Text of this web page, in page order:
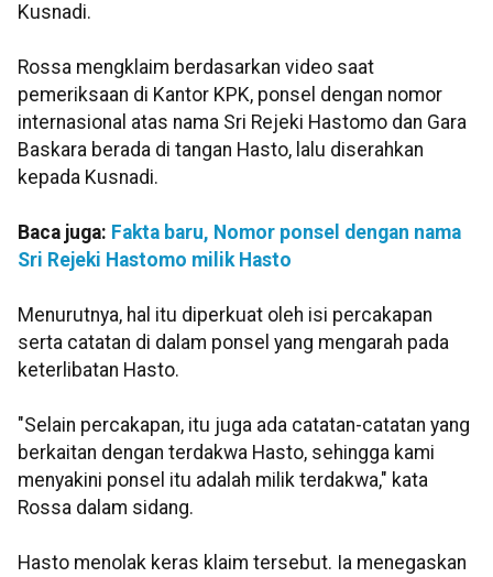
Kusnadi.
Rossa mengklaim berdasarkan video saat
pemeriksaan di Kantor KPK, ponsel dengan nomor
internasional atas nama Sri Rejeki Hastomo dan Gara
Baskara berada di tangan Hasto, lalu diserahkan
kepada Kusnadi.
Baca juga: Fakta baru, Nomor ponsel dengan nama
Sri Rejeki Hastomo milik Hasto
Menurutnya, hal itu diperkuat oleh isi percakapan
serta catatan di dalam ponsel yang mengarah pada
keterlibatan Hasto.
"Selain percakapan, itu juga ada catatan-catatan yang
berkaitan dengan terdakwa Hasto, sehingga kami
menyakini ponsel itu adalah milik terdakwa," kata
Rossa dalam sidang.
Hasto menolak keras klaim tersebut. Ia menegaskan